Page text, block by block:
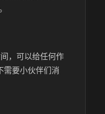
，可以给任何作
需要小伙伴们消